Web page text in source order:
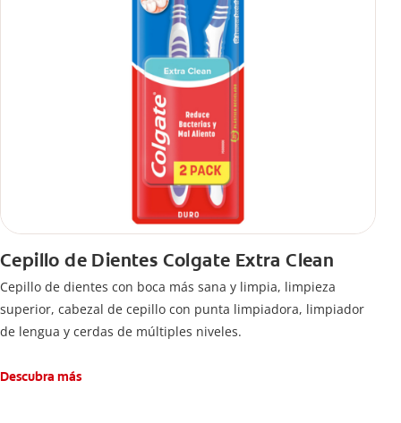
Cepillo de Dientes Colgate Extra Clean
Cepillo de dientes con boca más sana y limpia, limpieza
superior, cabezal de cepillo con punta limpiadora, limpiador
de lengua y cerdas de múltiples niveles.
Descubra más